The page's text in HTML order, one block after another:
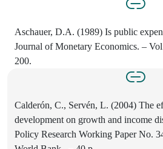
Aschauer, D.A. (1989) Is public
Journal of Monetary Economics. –
200.
Calderón, C., Servén, L. (2004) The
development on growth and income
Policy Research Working Paper No.